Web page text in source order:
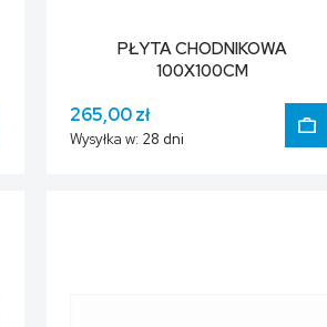
PŁYTA CHODNIKOWA
100X100CM
265,00 zł
Wysyłka w: 28 dni